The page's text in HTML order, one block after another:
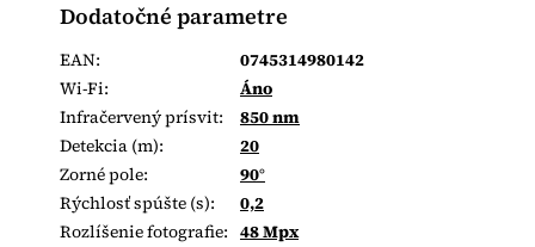
Dodatočné parametre
EAN:
0745314980142
Wi-Fi:
Áno
Infračervený prísvit:
850 nm
Detekcia (m):
20
Zorné pole:
90°
Rýchlosť spúšte (s):
0,2
Rozlíšenie fotografie: 48 Mpx